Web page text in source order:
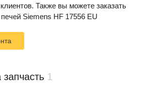
Также вы можете заказать
Siemens HF 17556 EU
1